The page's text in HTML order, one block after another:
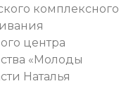
комплексного
центра
«Молоды
Наталья